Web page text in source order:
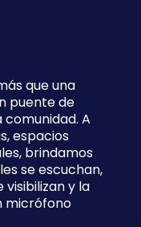
que una
puente de
A
espacios
brindamos
se escuchan,
y la
micrófono